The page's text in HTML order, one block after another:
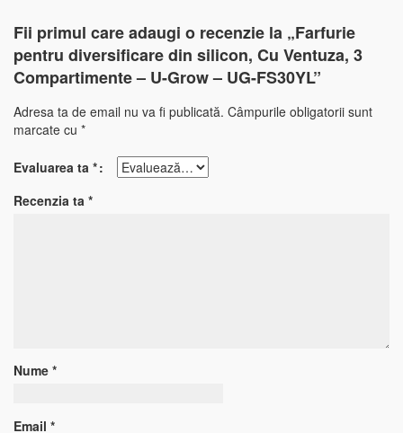
Fii primul care adaugi o recenzie la „Farfurie
pentru diversificare din silicon, Cu Ventuza, 3
Compartimente – U-Grow – UG-FS30YL”
Adresa ta de email nu va fi publicată. Câmpurile obligatorii sunt
marcate cu *
Evaluarea ta *
Recenzia ta *
Nume *
Email *